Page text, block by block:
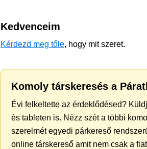
Kedvenceim
Kérdezd meg tőle, hogy mit szeret.
Komoly társkeresés a
Évi felkeltette az érdeklődésed?
és tableten is. Nézz szét a többi
szerelmét egyedi párkereső
online társkereső amit nem csak a